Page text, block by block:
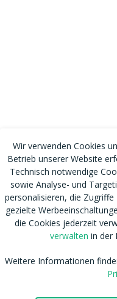
Wir verwenden Cookies
Betrieb unserer Website
Technisch notwendige
sowie Analyse- und
personalisieren, die
gezielte
die Cookies jederzeit
verwalten in der
Weitere Informationen